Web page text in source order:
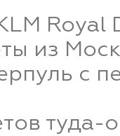
Royal
из
с
туда-